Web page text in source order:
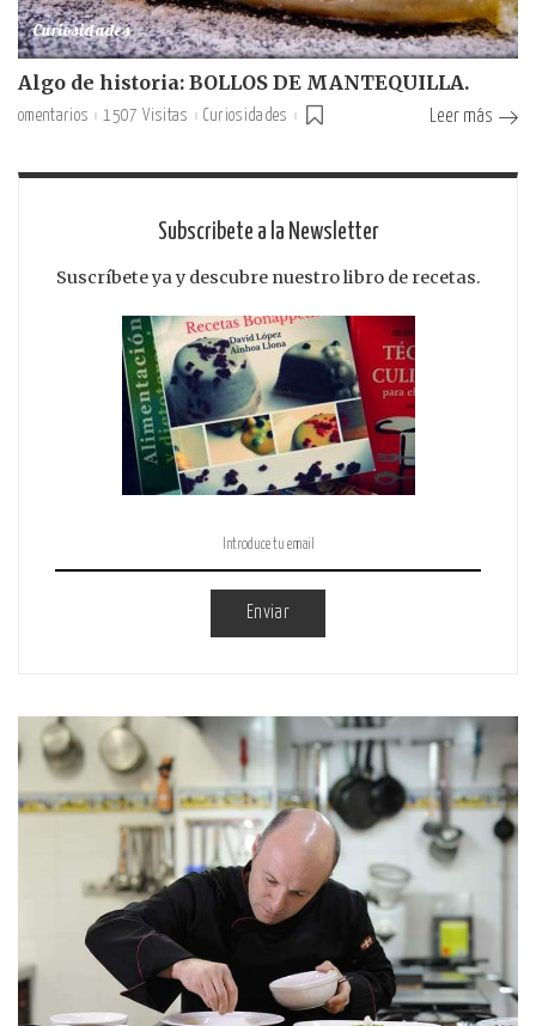
Curiosidades
Algo de historia: BOLLOS DE MANTEQUILLA.
omentarios 1507 Visitas Curiosidades Leer más
Subscribete a la Newsletter
Suscríbete ya y descubre nuestro libro de recetas.
Enviar